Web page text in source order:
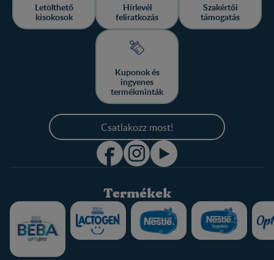
Letölthető
kisokosok
Hírlevél
feliratkozás
Szakértői
támogatás
Kuponok és
ingyenes
termékminták
Csatlakozz most!
Termékek